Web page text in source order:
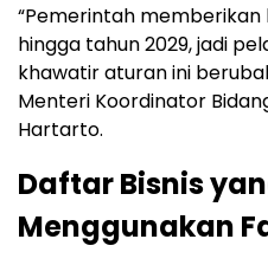
“Pemerintah
hingga tahun 2029, jadi
khawatir aturan ini
Menteri Koordinator
Hartarto.
Daftar Bisnis
Menggunakan